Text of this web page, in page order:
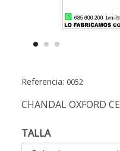
Referencia: 0052
CHANDAL OXFORD
TALLA